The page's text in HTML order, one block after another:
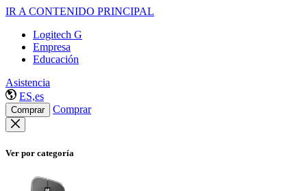
IR A CONTENIDO PRINCIPAL
Logitech G
Empresa
Educación
Asistencia
ES,es
Comprar Comprar
Ver por categoría